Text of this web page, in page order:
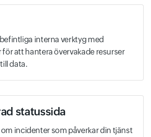
interna verktyg med
för att hantera övervakade resurser
data.
statussida
incidenter som påverkar din tjänst